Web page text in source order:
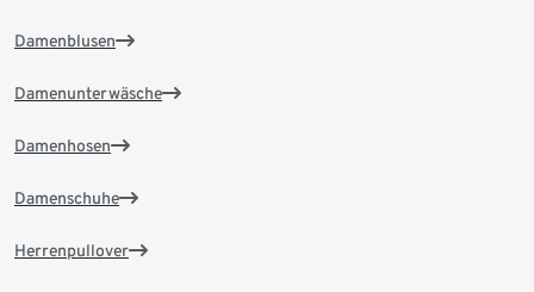
Damenblusen
Damenunterwäsche
Damenhosen
Damenschuhe
Herrenpullover